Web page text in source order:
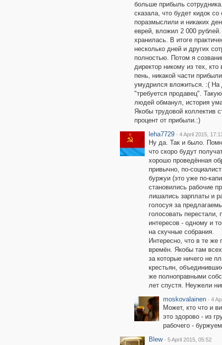
больше прибыль
сказала, что будет кидок
поразмыслили и никаких
еврей, вложил 2 000
хранилась. В итоге
несколько дней и других
полностью. Потом я
директор никому из тех,
пень, никакой части
умудрился вложиться. :( На
"требуется продавец".
людей обманул, история
Якобы трудовой коллектив
процент от прибыли.:)
leha7729 · 4 April 2015,
Ну да. Так и было.
что скоро будут
хорошо проведённая
привычно, по-
буржуи (это уже по-
становились рабочие
лишались зарплаты и
голосуя за
голосовать перестали,
интересов - одному и
на скучные собрания.
Интересно, что в те же
времён. Якобы там
за которые ничего не
крестьян,
же полноправными
лет спустя. Неужели
moskovalainen · 4
Может, кто что и
это здорово - из
рабочего -
Blew · 5 April 2015, 05:52